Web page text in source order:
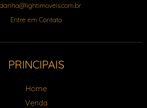
Entre em Contato
PRINCIPAIS
Home
Venda